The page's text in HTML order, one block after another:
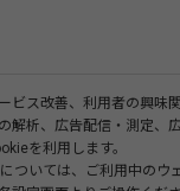
について 利用規約
いて
プライバシーポ
ビス改善、利用者の興味
解析、広告配信・測定、
を利用します。
ついては、ご利用中のウ